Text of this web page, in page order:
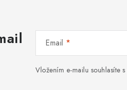
Email
Vložením e-mailu souhlasíte s